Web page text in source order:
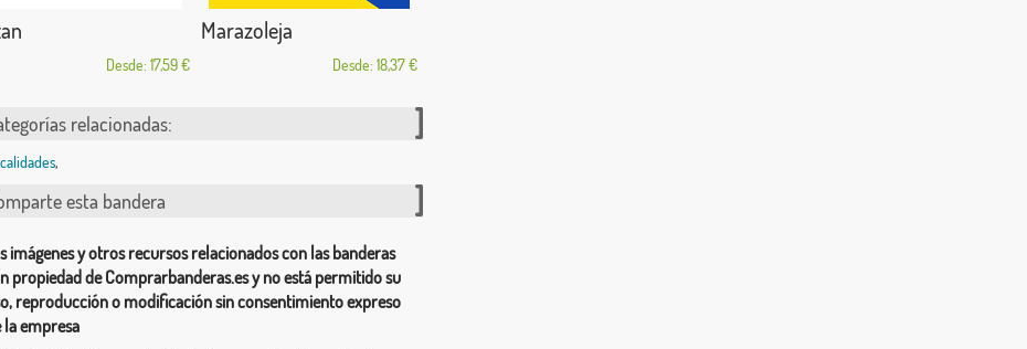
Desde: 17,59 €
Marazoleja
Desde: 18,37 €
relacionadas:
,
esta bandera
imágenes y otros recursos relacionados con las banderas
propiedad de Comprarbanderas.es y no está permitido su
reproducción o modificación sin consentimiento expreso
la empresa